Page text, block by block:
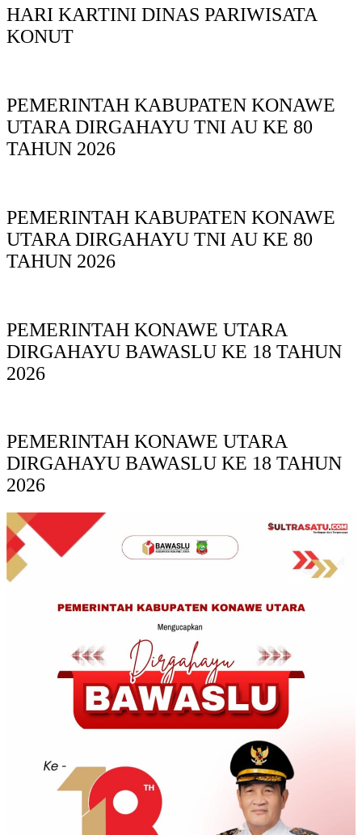
HARI KARTINI DINAS PARIWISATA
KONUT
PEMERINTAH KABUPATEN KONAWE
UTARA DIRGAHAYU TNI AU KE 80
TAHUN 2026
PEMERINTAH KABUPATEN KONAWE
UTARA DIRGAHAYU TNI AU KE 80
TAHUN 2026
PEMERINTAH KONAWE UTARA
DIRGAHAYU BAWASLU KE 18 TAHUN
2026
PEMERINTAH KONAWE UTARA
DIRGAHAYU BAWASLU KE 18 TAHUN
2026